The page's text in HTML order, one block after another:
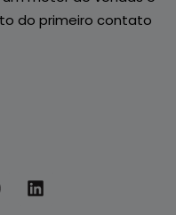
do primeiro contato